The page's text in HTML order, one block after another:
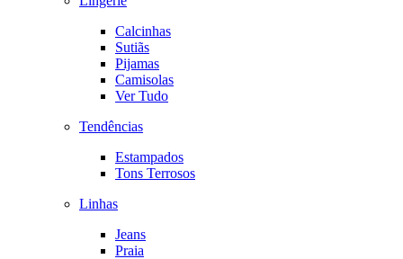
Calcinhas
Sutiãs
Pijamas
Camisolas
Ver Tudo
Tendências
Estampados
Tons Terrosos
Linhas
Jeans
Praia